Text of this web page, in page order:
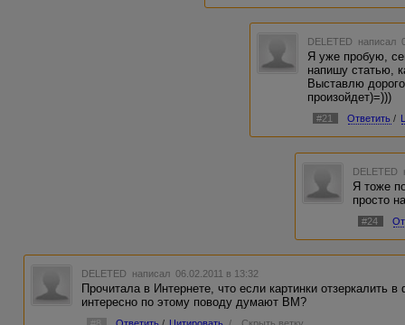
DELETED написал
Я уже пробую,
напишу статью,
Выставлю
произойдет)=)))
#21 Ответить /
DELETED
Я тоже
просто
#24
DELETED написал 06.02.2011 в 13:32
Прочитала в Интернете, что если картинки отзеркалить
интересно по этому поводу думают BM?